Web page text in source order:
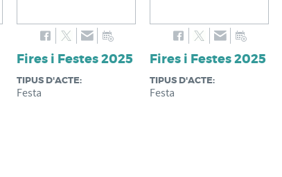
Fires i Festes 2025
TIPUS D'ACTE:
Festa
Fires i Festes 2025
TIPUS D'ACTE:
Festa